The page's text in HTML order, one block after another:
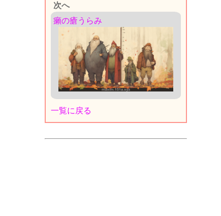
次へ
癩の瘡うらみ
一覧に戻る